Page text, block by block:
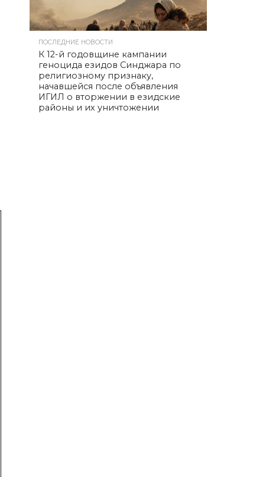
ПОСЛЕДНИЕ НОВОСТИ
К 12-й годовщине кампании
геноцида езидов Синджара по
религиозному признаку,
начавшейся после объявления
ИГИЛ о вторжении в езидские
районы и их уничтожении